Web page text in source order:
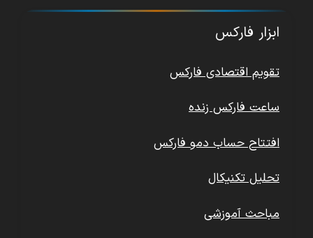
ابزار فارکس
تقویم اقتصادی فارکس
ساعت فارکس زنده
افتتاح حساب دمو فارکس
تحلیل تکنیکال
مباحث آموزشی